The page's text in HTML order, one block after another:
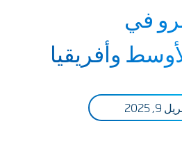
في
وأفريقيا
9, 2025